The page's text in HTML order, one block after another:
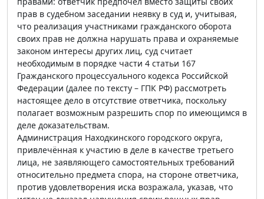
прав в судебном заседании неявку в суд и, учитывая,
что реализация участниками гражданского оборота
своих прав не должна нарушать права и охраняемые
законом интересы других лиц, суд считает
необходимым в порядке части 4 статьи 167
Гражданского процессуального кодекса Российской
Федерации (далее по тексту – ГПК РФ) рассмотреть
настоящее дело в отсутствие ответчика, поскольку
полагает возможным разрешить спор по имеющимся в
деле доказательствам.
Администрация Находкинского городского округа,
привлечённая к участию в деле в качестве третьего
лица, не заявляющего самостоятельных требований
относительно предмета спора, на стороне ответчика,
против удовлетворения иска возражала, указав, что